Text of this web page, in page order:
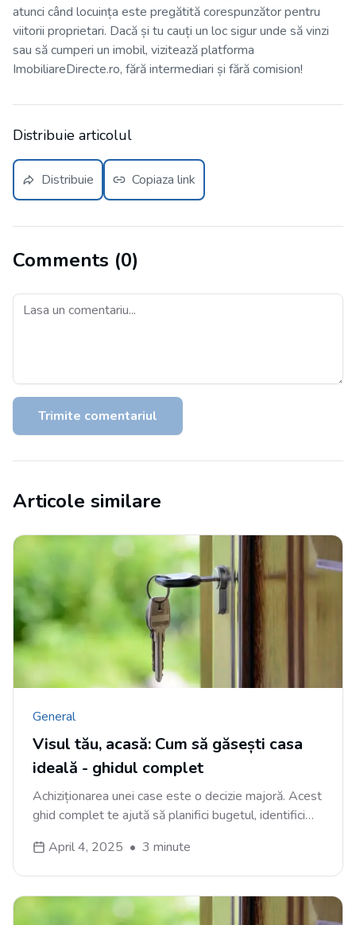
atunci când locuința este pregătită corespunzător pentru
viitorii proprietari. Dacă și tu cauți un loc sigur unde să vinzi
sau să cumperi un imobil, vizitează platforma
ImobiliareDirecte.ro, fără intermediari și fără comision!
Distribuie articolul
Distribuie Copiaza link
Comments (0)
Trimite comentariul
Articole similare
General
Visul tău, acasă: Cum să găsești casa
ideală - ghidul complet
Achiziționarea unei case este o decizie majoră. Acest
ghid complet te ajută să planifici bugetul, identifici
vânzare ideală.
April 4, 2025 • 3 minute